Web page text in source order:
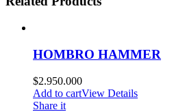
HOMBRO HAMMER
$2.950.000
Add to cartView Details
Share it